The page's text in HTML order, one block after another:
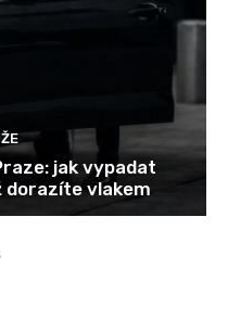
jak vypadat
dorazíte vlakem